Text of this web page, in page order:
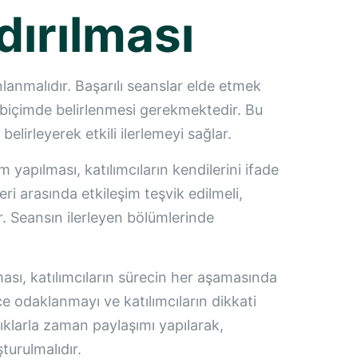
Başarılı seanslar elde etmek
biçimde belirlenmesi gerekmektedir. Bu
belirleyerek etkili ilerlemeyi sağlar.
yapılması, katılımcıların kendilerini ifade
arasında etkileşim teşvik edilmeli,
Seansın ilerleyen bölümlerinde
katılımcıların sürecin her aşamasında
ve katılımcıların dikkati
zaman paylaşımı yapılarak,